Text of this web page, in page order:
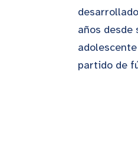
años desde
partido de